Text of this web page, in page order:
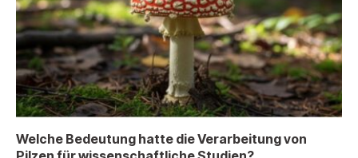
Welche Bedeutung hatte die Verarbeitung von